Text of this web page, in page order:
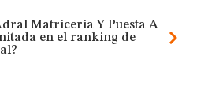
Matriceria Y Puesta A
en el ranking de